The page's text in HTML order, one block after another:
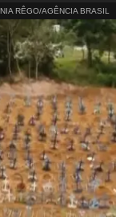
RÊGO/AGÊNCIA BRASIL